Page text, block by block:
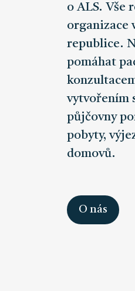
o ALS. Vše
organizace
republice.
pomáhat
vytvořením
půjčovny
pobyty,
domovů.
O nás